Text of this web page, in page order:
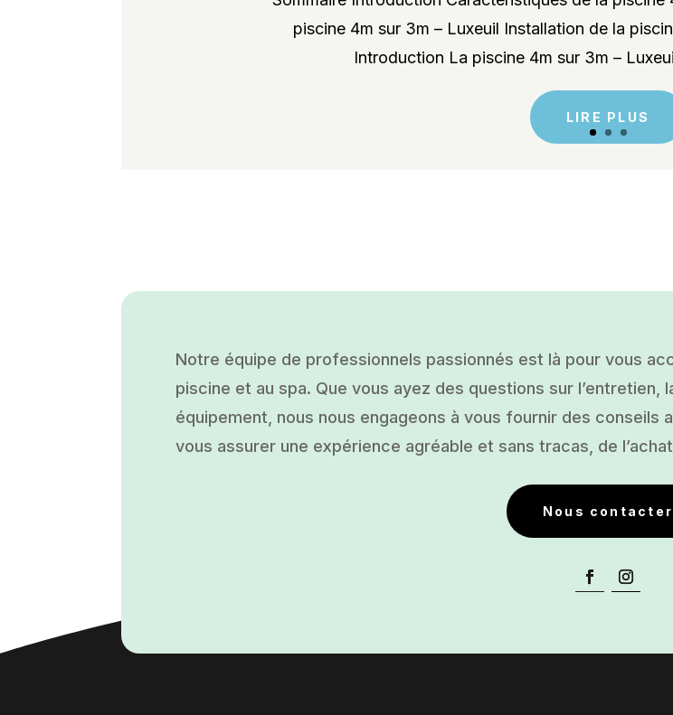
piscine 4m sur 3m – Luxeuil Installation de la
Introduction La piscine 4m sur 3m –
LIRE PLUS
Notre équipe de professionnels passionnés est là pour vous
piscine et au spa. Que vous ayez des questions sur l’entretien,
équipement, nous nous engageons à vous fournir des
vous assurer une expérience agréable et sans tracas, de
Nous contacter